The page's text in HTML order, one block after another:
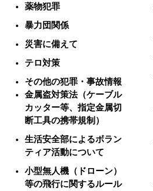
薬物犯罪
暴力団関係
災害に備えて
テロ対策
その他の犯罪・事故情報
金属盗対策法（ケーブル
カッター等、指定金属切
断工具の携帯規制）
生活安全部によるボラン
ティア活動について
小型無人機（ドローン）
等の飛行に関するルール